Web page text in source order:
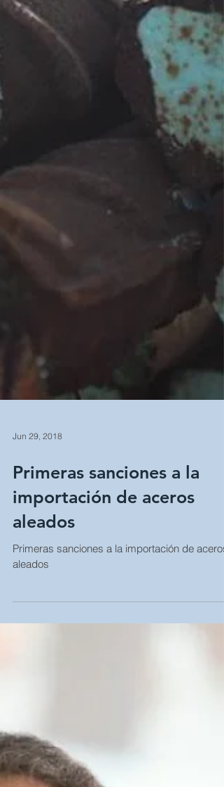
Jun 29, 2018
Primeras sanciones a la
importación de aceros
Primeras sanciones a la importación de aceros
aleados